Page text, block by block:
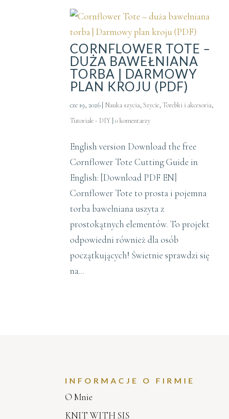
CORNFLOWER TOTE –
DUŻA BAWEŁNIANA
TORBA | DARMOWY
PLAN KROJU (PDF)
cze 19, 2026 Nauka szycia, Szycie,Torebki i akcesoria,
Tutoriale - DIY |0 komentarzy
English version Download the free
Cornflower Tote Cutting Guide in
English: [Download PDF EN]
Cornflower Tote to prosta i pojemna
torba bawełniana uszyta z
prostokątnych elementów. To projekt
odpowiedni również dla osób
początkujących! Świetnie sprawdzi się
na...
INFORMACJE O FIRMIE
O Mnie
KNIT WITH SIS